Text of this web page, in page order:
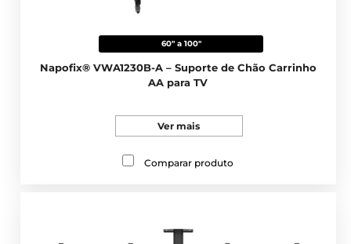
60" a 100"
Napofix® VWA1230B-A – Suporte de Chão Carrinho
AA para TV
Ver mais
Comparar produto